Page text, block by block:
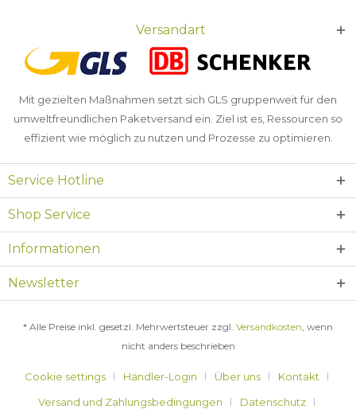
Versandart
Mit gezielten Maßnahmen setzt sich GLS gruppenweit für den
umweltfreundlichen Paketversand ein. Ziel ist es, Ressourcen so
effizient wie möglich zu nutzen und Prozesse zu optimieren.
Service Hotline
Shop Service
Informationen
Newsletter
* Alle Preise inkl. gesetzl. Mehrwertsteuer zzgl. Versandkosten, wenn
nicht anders beschrieben
Cookie settings Händler-Login Über uns
Kontakt
Versand und Zahlungsbedingungen
Datenschutz